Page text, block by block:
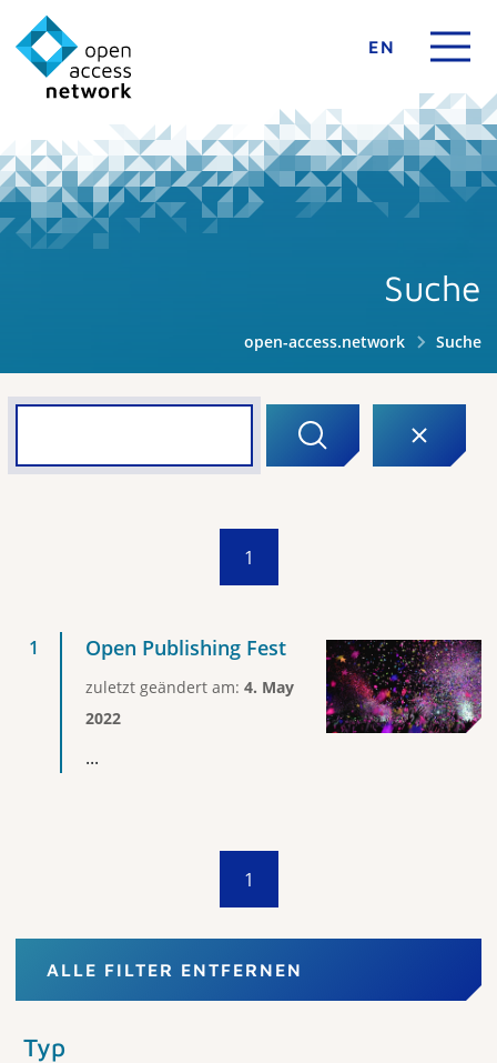
EN
Suche
open-access.network Suche
1
Open Publishing Fest
zuletzt geändert am: 4. May
2022
...
1
ALLE FILTER ENTFERNEN
Typ